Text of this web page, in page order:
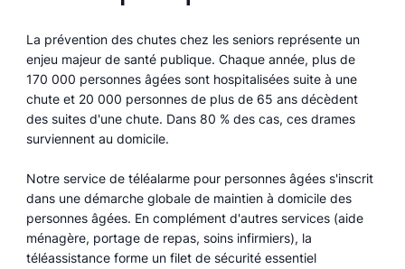
La prévention des chutes chez les seniors représente un
enjeu majeur de santé publique. Chaque année, plus de
170 000 personnes âgées sont hospitalisées suite à une
chute et 20 000 personnes de plus de 65 ans décèdent
des suites d'une chute. Dans 80 % des cas, ces drames
surviennent au domicile.
Notre service de téléalarme pour personnes âgées s'inscrit
dans une démarche globale de maintien à domicile des
personnes âgées. En complément d'autres services (aide
ménagère, portage de repas, soins infirmiers), la
téléassistance forme un filet de sécurité essentiel